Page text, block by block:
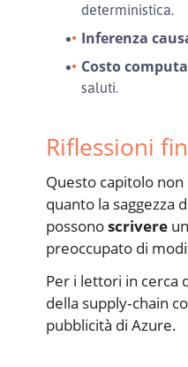
deterministica.
Inferenza
Costo
saluti.
Riflessioni
Questo capitolo non
quanto la saggezza
possonoscrivere
preoccupato di
Per i lettori in cerca
della supply‑chain
pubblicità di Azure.